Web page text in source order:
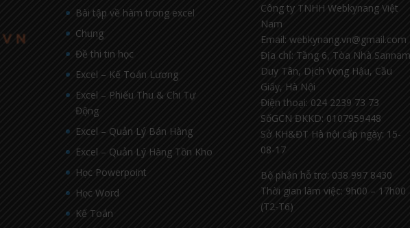
Bài tập về hàm trong excel
Chung
Đề thi tin học
Excel – Kế Toán Lương
Excel – Phiếu Thu & Chi Tự
Động
Excel – Quản Lý Bán Hàng
Excel – Quản Lý Hàng Tồn Kho
Học Powerpoint
Học Word
Kế Toán
Công ty TNHH Webkynang Việt
Nam
Email: webkynang.vn@gmail.com
Địa chỉ: Tầng 6, Tòa Nhà
Duy Tân, Dịch Vọng Hậu, Cầu
Giấy, Hà Nội
Điện thoại: 024 2239 73 73
SốGCN ĐKKD: 0107959448
Sở KH&ĐT Hà nội cấp ngày: 15-
08-17
Bộ phận hỗ trợ: 038 997 8430
Thời gian làm việc: 9h00 – 17h00
(T2-T6)